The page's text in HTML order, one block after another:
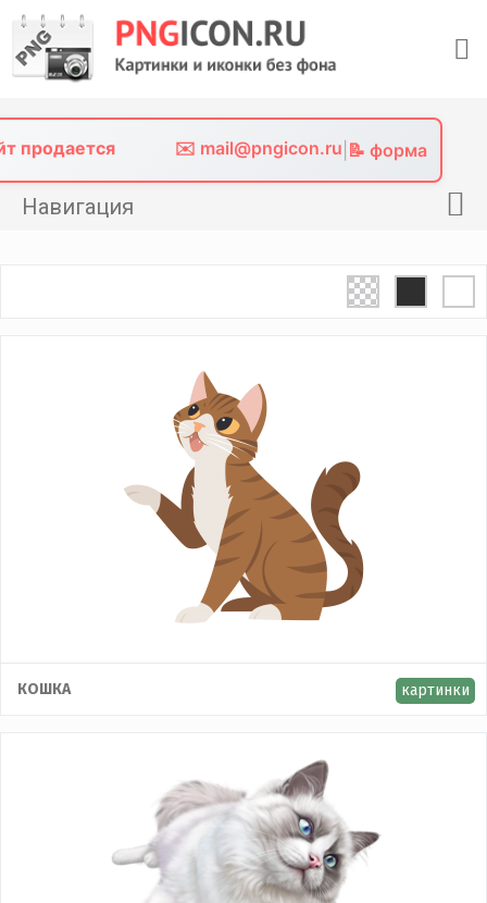
content
продается ✉️ mail@pngicon.ru 📝 форма
Навигация
КОШКА картинки